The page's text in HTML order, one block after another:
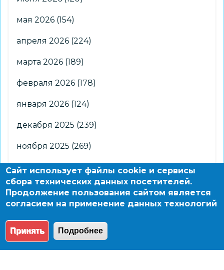
мая 2026 (154)
апреля 2026 (224)
марта 2026 (189)
февраля 2026 (178)
января 2026 (124)
декабря 2025 (239)
ноября 2025 (269)
октября 2025(266)
сентября 2025 (176)
августа 2025 (2)
© 2004 - 2026 Новосибирский информационно-
Сайт использует файлы cookie и сервисы
сбора технических данных посетителей.
Продолжение пользования сайтом является
согласием на применение данных технологий
Принять Подробнее